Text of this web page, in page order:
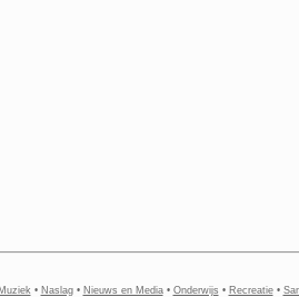
Muziek• Naslag• Nieuws en Media• Onderwijs • Recreatie•